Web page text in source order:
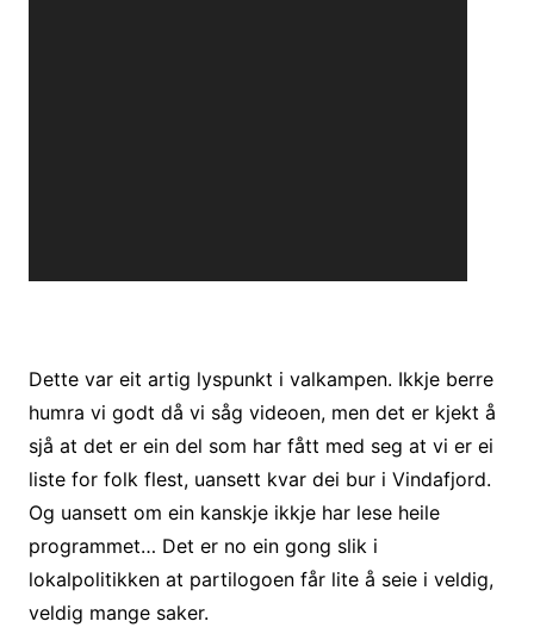
Dette var eit artig lyspunkt i valkampen. Ikkje berre
humra vi godt då vi såg videoen, men det er kjekt å
sjå at det er ein del som har fått med seg at vi er ei
liste for folk flest, uansett kvar dei bur i Vindafjord.
Og uansett om ein kanskje ikkje har lese heile
programmet… Det er no ein gong slik i
lokalpolitikken at partilogoen får lite å seie i veldig,
veldig mange saker.